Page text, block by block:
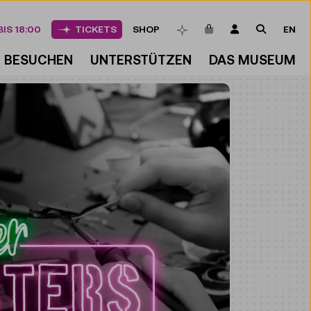
BESUCHEN UNTERSTÜTZEN DAS MUSEUM
18:00 TICKETS SHOP MERKLISTEARTIKEL IM
LOGIN SUCHE
EN